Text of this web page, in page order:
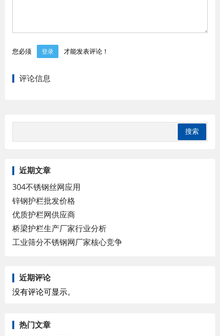
您必须 登录 才能发表评论！
评论信息
近期文章
304不锈钢丝网应用
锌钢护栏批发价格
优质护栏网供应商
桥梁护栏生产厂家行业分析
工业筛分不锈钢网厂家核心竞争
近期评论
没有评论可显示。
热门文章